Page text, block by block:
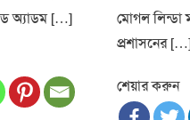
অ্যাডম […]
মোগল লিন্ডা
প্রশাসনের
শেয়ার করুন